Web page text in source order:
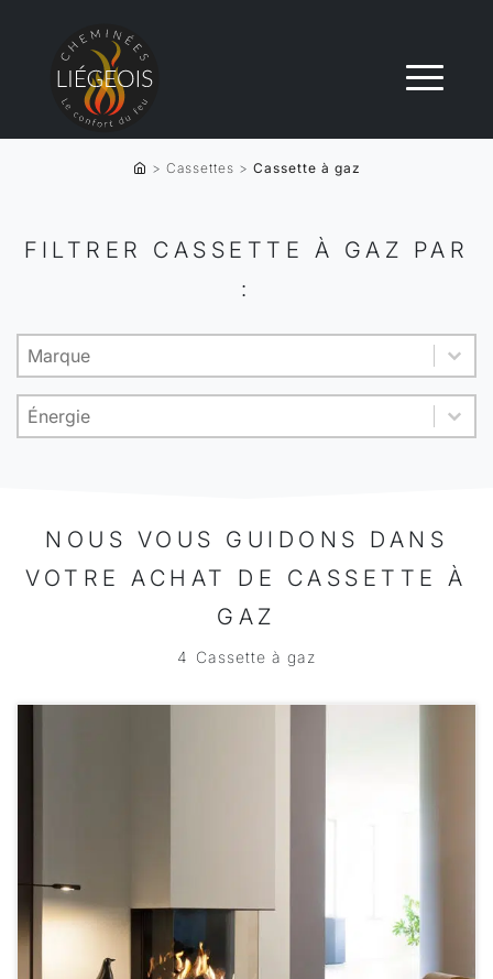
> Cassettes > Cassette à gaz
FILTRER CASSETTE À GAZ PAR
:
Product brand
Sélectionnez le contenu
Sélectionnez le contenu
Energy
Sélectionnez le contenu
Sélectionnez le contenu
NOUS VOUS GUIDONS DANS
VOTRE ACHAT DE CASSETTE À
GAZ
4 Cassette à gaz